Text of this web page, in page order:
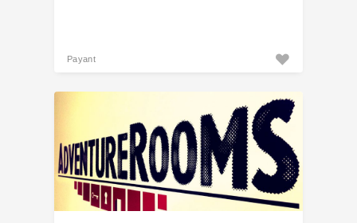
Payant